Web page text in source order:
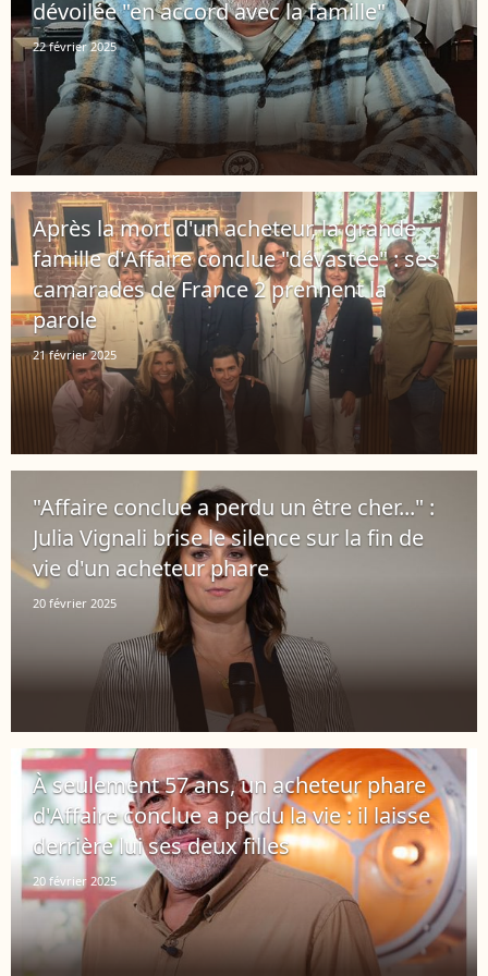
dévoilée "en accord avec la famille"
22 février 2025
Après la mort d'un acheteur, la grande
famille d'Affaire conclue "dévastée" : ses
camarades de France 2 prennent la
parole
21 février 2025
"Affaire conclue a perdu un être cher..." :
Julia Vignali brise le silence sur la fin de
vie d'un acheteur phare
20 février 2025
À seulement 57 ans, un acheteur phare
d'Affaire conclue a perdu la vie : il laisse
derrière lui ses deux filles
20 février 2025